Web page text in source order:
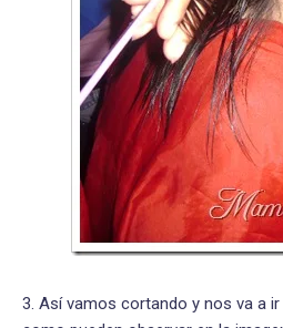
3. Así vamos cortando y nos va a